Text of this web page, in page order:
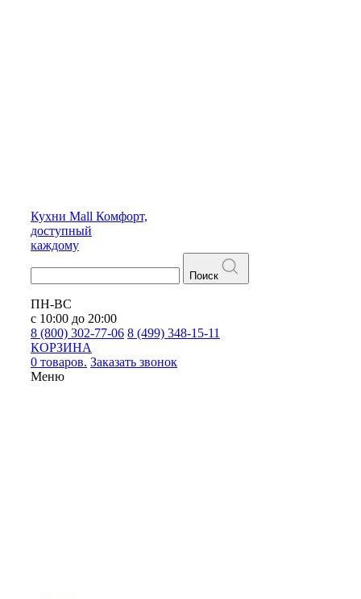
Кухни Mall Комфорт,
доступный
каждому
Поиск
ПН-ВС
с 10:00 до 20:00
8 (800) 302-77-06 8 (499) 348-15-11
КОРЗИНА
0 товаров. Заказать звонок
Меню